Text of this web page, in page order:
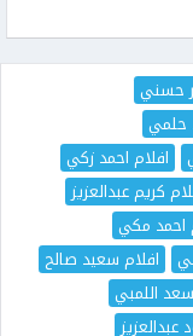
حسني
حلمي
افلام احمد زكي
كريم عبدالعزيز
احمد مكي
افلام سعيد صالح
اللمبي
عبدالعزيز